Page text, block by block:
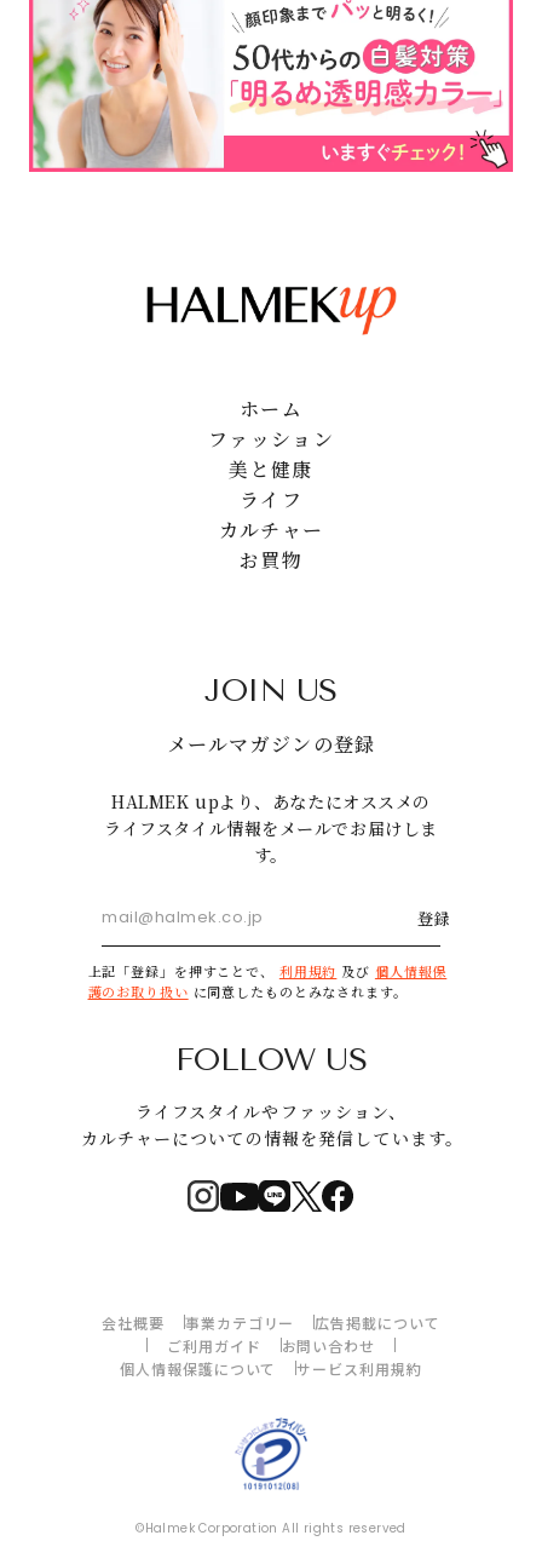
ホーム
ファッション
美と健康
ライフ
カルチャー
お買物
JOIN US
メールマガジンの登録
HALMEK upより、あなたにオススメの
ライフスタイル情報をメールでお届けしま
す。
登録
上記「登録」を押すことで、 利用規約 及び 個人情報保
護のお取り扱い に同意したものとみなされます。
FOLLOW US
ライフスタイルやファッション、
カルチャーについての情報を発信しています。
会社概要 事業カテゴリー
広告掲載について
ご利用ガイド
お問い合わせ
個人情報保護について
サービス利用規約
©Halmek Corporation All rights reserved